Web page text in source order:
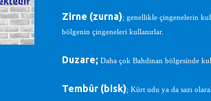
Zirne (zurna); genellikle çingenelerin
bölgenin çingeneleri kullanırlar.
Duzare;Daha çok Bahdinan bölgesinde
Tembûr (bisk); Kürt udu ya da sazı